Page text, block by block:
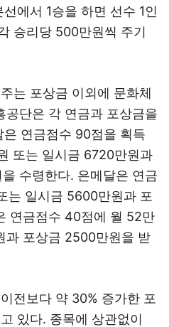
에서 1승을 하면 선수 1인
승리당 500만원씩 주기
는 포상금 이외에 문화체
공단은 각 연금과 포상금을
연금점수 90점을 획득
또는 일시금 6720만원과
수령한다. 은메달은 연금
는 일시금 5600만원과 포
연금점수 40점에 월 52만
과 포상금 2500만원을 받
전보다 약 30% 증가한 포
있다. 종목에 상관없이